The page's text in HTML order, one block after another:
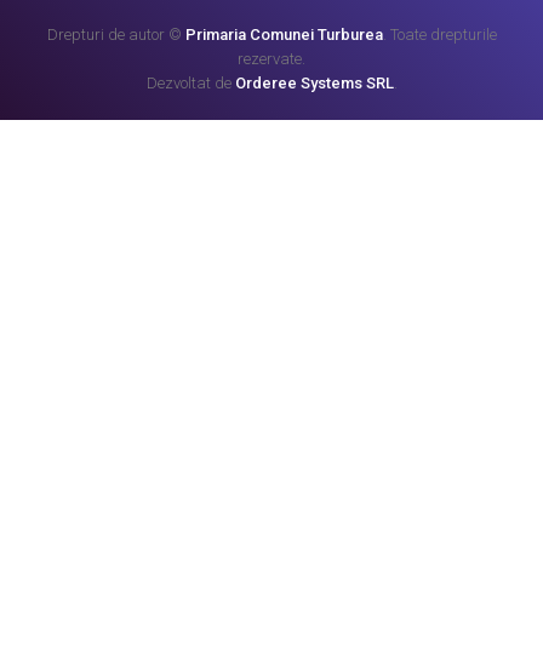
Drepturi de autor © Primaria Comunei Turburea. Toate drepturile
rezervate.
Dezvoltat de Orderee Systems SRL.